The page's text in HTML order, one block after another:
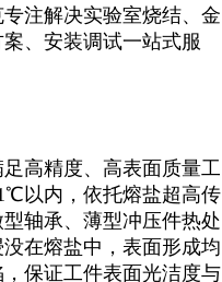
注解决实验室烧结、金
、安装调试一站式服
高精度、高表面质量工
以内，依托熔盐超高传
轴承、薄型冲压件热处
在熔盐中，表面形成均
保证工件表面光洁度与